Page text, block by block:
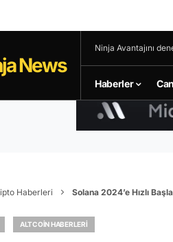
News
Ninja Avantajını
Haberler
Haberleri Solana 2024’e Hızlı
ALTCOIN HABERLERI